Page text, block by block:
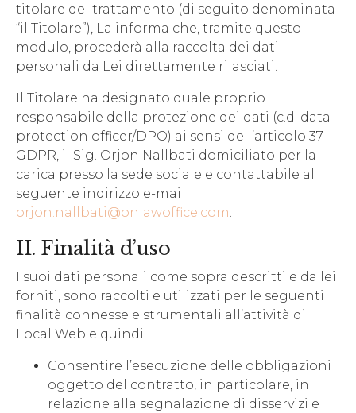
titolare del trattamento (di seguito denominata
“il Titolare”), La informa che, tramite questo
modulo, procederà alla raccolta dei dati
personali da Lei direttamente rilasciati.
Il Titolare ha designato quale proprio
responsabile della protezione dei dati (c.d. data
protection officer/DPO) ai sensi dell’articolo 37
GDPR, il Sig. Orjon Nallbati domiciliato per la
carica presso la sede sociale e contattabile al
seguente indirizzo e-mai
orjon.nallbati@onlawoffice.com.
II. Finalità d’uso
I suoi dati personali come sopra descritti e da lei
forniti, sono raccolti e utilizzati per le seguenti
finalità connesse e strumentali all’attività di
Local Web e quindi:
Consentire l’esecuzione delle obbligazioni
oggetto del contratto, in particolare, in
relazione alla segnalazione di disservizi e